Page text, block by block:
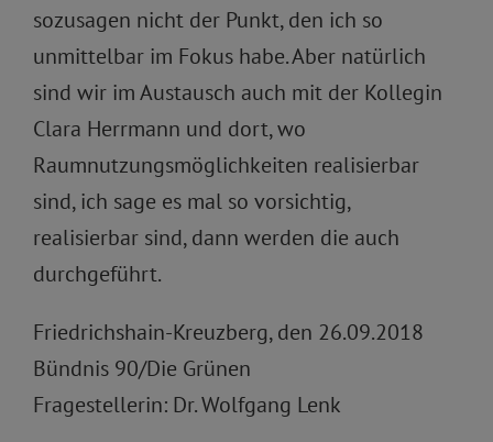
sozusagen nicht der Punkt, den ich so
unmittelbar im Fokus habe. Aber natürlich
sind wir im Austausch auch mit der Kollegin
Clara Herrmann und dort, wo
Raumnutzungsmöglichkeiten realisierbar
sind, ich sage es mal so vorsichtig,
realisierbar sind, dann werden die auch
durchgeführt.
Friedrichshain-Kreuzberg, den 26.09.2018
Bündnis 90/Die Grünen
Fragestellerin: Dr. Wolfgang Lenk